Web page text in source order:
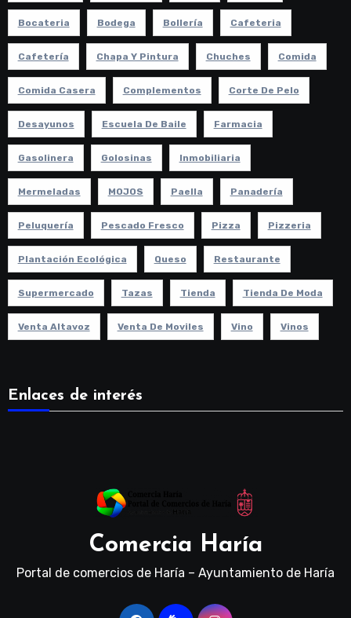
Bocateria Bodega Bollería Cafeteria
Cafetería Chapa Y Pintura Chuches Comida
Comida Casera Complementos Corte De Pelo
Desayunos Escuela De Baile Farmacia
Gasolinera Golosinas Inmobiliaria
Mermeladas MOJOS Paella Panadería
Peluquería Pescado Fresco Pizza Pizzeria
Plantación Ecológica Queso Restaurante
Supermercado Tazas Tienda Tienda De Moda
Venta Altavoz Venta De Moviles Vino Vinos
Enlaces de interés
Comercia Haría
Portal de comercios de Haría – Ayuntamiento de Haría